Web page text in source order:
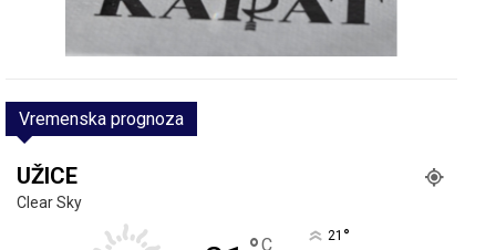
Vremenska prognoza
UŽICE
Clear Sky
C 21 °